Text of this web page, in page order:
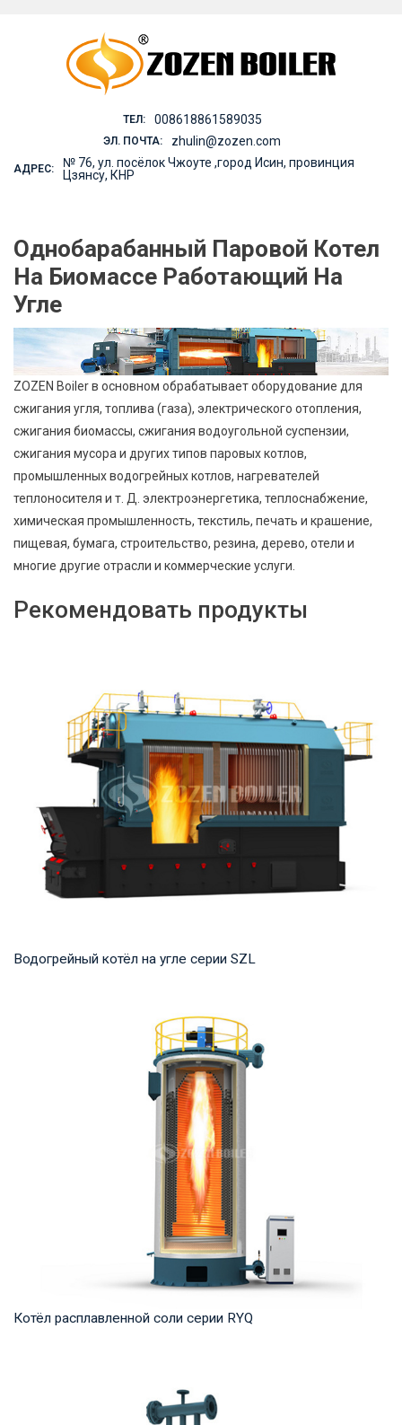
ТЕЛ: 008618861589035
ЭЛ. ПОЧТА: zhulin@zozen.com
АДРЕС:
№ 76, ул. посёлок Чжоуте ,город Исин, провинция
Цзянсу, КНР
Однобарабанный Паровой Котел
На Биомассе Работающий На
Угле
ZOZEN Boiler в основном обрабатывает оборудование для
сжигания угля, топлива (газа), электрического отопления,
сжигания биомассы, сжигания водоугольной суспензии,
сжигания мусора и других типов паровых котлов,
промышленных водогрейных котлов, нагревателей
теплоносителя и т. Д. электроэнергетика, теплоснабжение,
химическая промышленность, текстиль, печать и крашение,
пищевая, бумага, строительство, резина, дерево, отели и
многие другие отрасли и коммерческие услуги.
Рекомендовать продукты
Водогрейный котёл на угле серии SZL
мощность продукта: 2,8-29 МВт Температура...
Котёл расплавленной соли серии RYQ
мощность продукта: 1,200-35,000 кВт Температ...